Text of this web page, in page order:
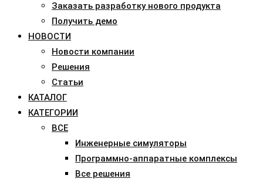
Заказать разработку нового продукта
Получить демо
НОВОСТИ
Новости компании
Решения
Статьи
КАТАЛОГ
КАТЕГОРИИ
ВСЕ
Инженерные симуляторы
Программно-аппаратные комплексы
Все решения